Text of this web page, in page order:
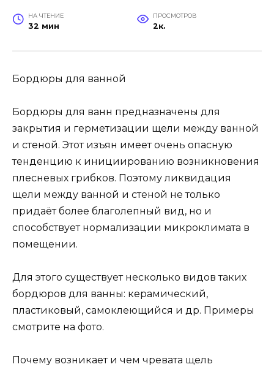
НА ЧТЕНИЕ
32 мин
ПРОСМОТРОВ
2к.
Бордюры для ванной
Бордюры для ванн предназначены для
закрытия и герметизации щели между ванной
и стеной. Этот изъян имеет очень опасную
тенденцию к инициированию возникновения
плесневых грибков. Поэтому ликвидация
щели между ванной и стеной не только
придаёт более благолепный вид, но и
способствует нормализации микроклимата в
помещении.
Для этого существует несколько видов таких
бордюров для ванны: керамический,
пластиковый, самоклеющийся и др. Примеры
смотрите на фото.
Почему возникает и чем чревата щель